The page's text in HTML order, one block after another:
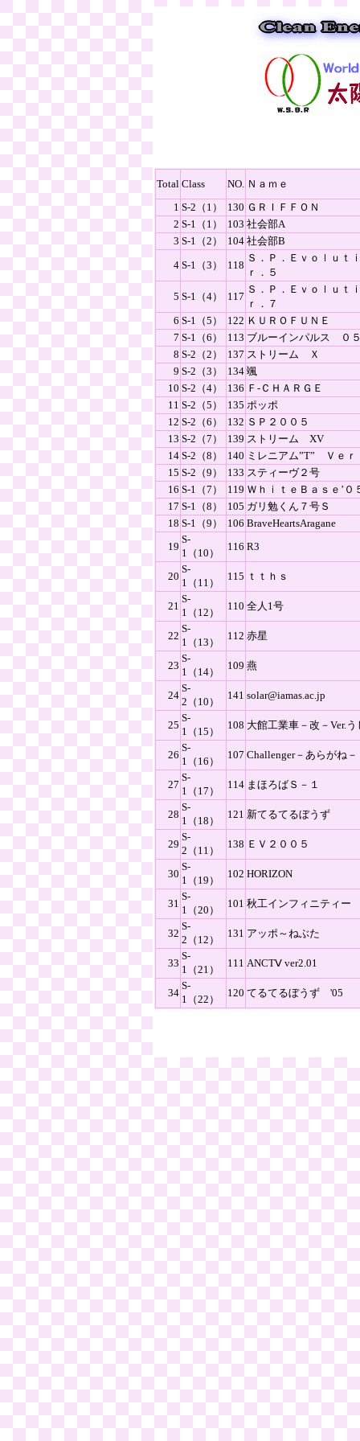
Total Class NO. Ｎａｍｅ
1 S-2（1） 130 ＧＲＩＦＦＯＮ
2 S-1（1） 103 社会部A
3 S-1（2） 104 社会部B
4 S-1（3） 118
Ｓ．Ｐ．Ｅｖｏｌｕｔ
ｒ．５
5 S-1（4） 117
Ｓ．Ｐ．Ｅｖｏｌｕｔ
ｒ．７
6 S-1（5） 122 ＫＵＲＯＦＵＮＥ
7 S-1（6） 113 ブルーインパルス ０
8 S-2（2） 137 ストリーム Ｘ
9 S-2（3） 134 颯
10 S-2（4） 136 Ｆ-ＣＨＡＲＧＥ
11 S-2（5） 135 ポッポ
12 S-2（6） 132 ＳＰ２００５
13 S-2（7） 139 ストリーム XV
14 S-2（8） 140 ミレニアム”T” Ｖｅｒ
15 S-2（9） 133 スティーヴ２号
16 S-1（7） 119 ＷｈｉｔｅＢａｓｅ’０
17 S-1（8） 105 ガリ勉くん７号Ｓ
18 S-1（9） 106 BraveHeartsAragane
19
S-
1（10）
116 R3
20
S-
1（11）
115 ｔｔｈｓ
21
S-
1（12）
110 全人1号
22
S-
1（13）
112 赤星
23
S-
1（14）
109 燕
24
S-
2（10）
141 solar@iamas.ac.jp
25
S-
1（15）
108 大館工業車－改－Ver.う
26
S-
1（16）
107 Challenger－あらがね－
27
S-
1（17）
114 まほろばＳ－１
28
S-
1（18）
121 新てるてるぼうず
29
S-
2（11）
138 ＥＶ２００５
30
S-
1（19）
102 HORIZON
31
S-
1（20）
101 秋工インフィニティー
32
S-
2（12）
131 アッポ～ねぶた
33
S-
1（21）
111 ANCTⅤ ver2.01
34
S-
1（22）
120 てるてるぼうず '05